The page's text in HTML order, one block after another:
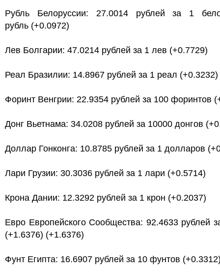
Рубль Белоруссии: 27.0014 рублей за 1
рубль (+0.0972)
Лев Болгарии: 47.0214 рублей за 1 лев (+0.7729)
Реал Бразилии: 14.8967 рублей за 1 реал (+0.3232)
Форинт Венгрии: 22.9354 рублей за 100 форинтов
Донг Вьетнама: 34.0208 рублей за 10000 донгов
Доллар Гонконга: 10.8785 рублей за 1 долларов
Лари Грузии: 30.3036 рублей за 1 лари (+0.5714)
Крона Дании: 12.3292 рублей за 1 крон (+0.2037)
Евро Европейского Сообщества: 92.4633 рублей
(+1.6376) (+1.6376)
Фунт Египта: 16.6907 рублей за 10 фунтов